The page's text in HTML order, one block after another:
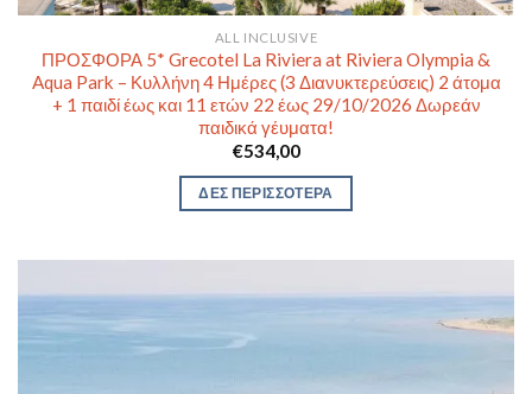
ALL INCLUSIVE
ΠΡΟΣΦΟΡΑ 5* Grecotel La Riviera at Riviera Olympia &
Aqua Park – Κυλλήνη 4 Ημέρες (3 Διανυκτερεύσεις) 2 άτομα
+ 1 παιδί έως και 11 ετών 22 έως 29/10/2026 Δωρεάν
παιδικά γέυματα!
€534,00
ΔΕΣ ΠΕΡΙΣΣΟΤΕΡΑ